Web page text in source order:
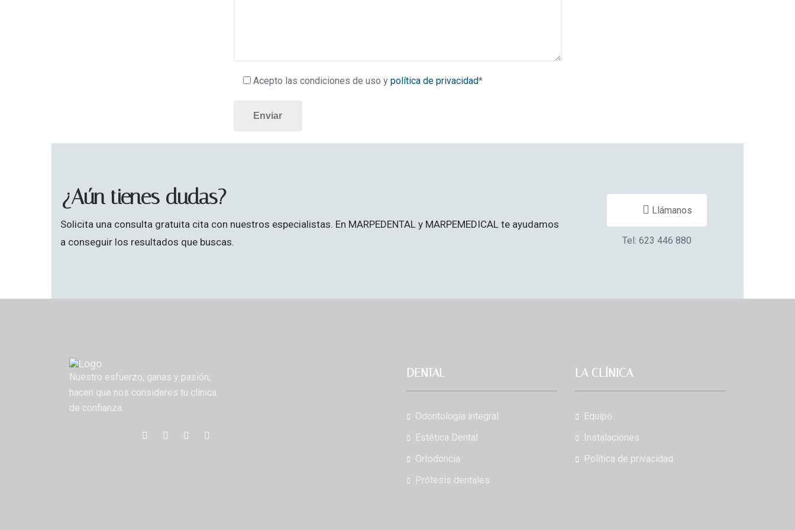
Acepto las condiciones de uso y política de privacidad*
¿Aún tienes dudas?
Solicita una consulta gratuita cita con nuestros especialistas. En MARPEDENTAL y MARPEMEDICAL te ayudamos
a conseguir los resultados que buscas.
Llámanos
Tel: 623 446 880
Nuestro esfuerzo, ganas y pasión,
hacen que nos consideres tu clínica
de confianza.
DENTAL
Odontología integral
Estética Dental
Ortodoncia
Prótesis dentales
LA CLÍNICA
Equipo
Instalaciones
Política de privacidad